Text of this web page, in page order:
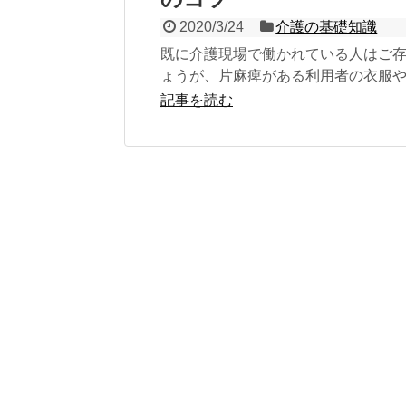
2020/3/24
介護の基礎知識
既に介護現場で働かれている人はご
ょうが、片麻痺がある利用者の衣服
の着脱介助をする際は「脱健着患（だ
記事を読む